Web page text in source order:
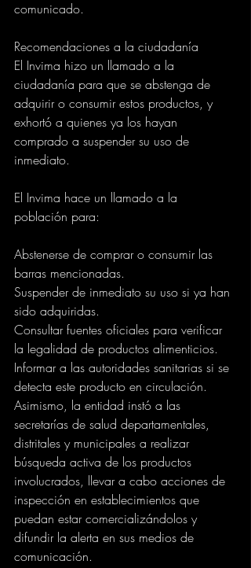
comunicado.
Recomendaciones a la ciudadanía
El Invima hizo un llamado a la
ciudadanía para que se abstenga de
adquirir o consumir estos productos, y
exhortó a quienes ya los hayan
comprado a suspender su uso de
inmediato.
El Invima hace un llamado a la
población para:
Abstenerse de comprar o consumir las
barras mencionadas.
Suspender de inmediato su uso si ya han
sido adquiridas.
Consultar fuentes oficiales para verificar
la legalidad de productos alimenticios.
Informar a las autoridades sanitarias si se
detecta este producto en circulación.
Asimismo, la entidad instó a las
secretarías de salud departamentales,
distritales y municipales a realizar
búsqueda activa de los productos
involucrados, llevar a cabo acciones de
inspección en establecimientos que
puedan estar comercializándolos y
difundir la alerta en sus medios de
comunicación.